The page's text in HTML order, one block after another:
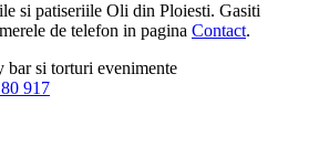
si patiseriile Oli din Ploiesti. Gasiti
de telefon in pagina Contact.
bar si torturi evenimente
917